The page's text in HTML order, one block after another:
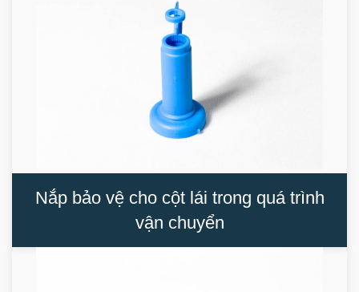
Nắp bảo vệ cho cột lái trong quá trình
vận chuyển